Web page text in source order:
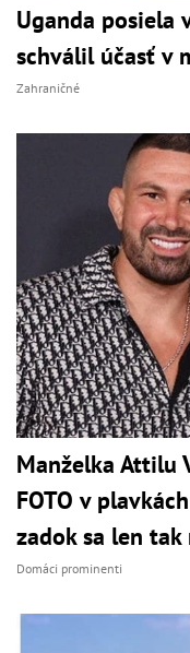
Uganda posiela
schválil účasť v
Zahraničné
Manželka Attilu
FOTO v
zadok sa len
Domáci prominenti